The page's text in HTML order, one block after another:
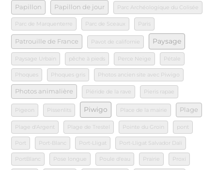
Papillon Papillon de jour Parc Archéologique du Colisée
Parc de Marquenterre Parc de Sceaux Paris
Patrouille de France Pavot de californie Paysage
Paysage Urbain pêche à pieds Perce Neige Pétale
Phoques Phoques gris Photos ancien site avec Piwigo
Photos animalière Piéride de la rave Pieris rapae
Pigeon Pissenlits Piwigo Place de la mairie Plage
Plage d'Argent Plage de Trestel Pointe du Groin pont
Port Port-Blanc Port-Lligat Port-Lligat Salvador Dali
PortBlanc Pose longue Poule d'eau Prairie Proxi